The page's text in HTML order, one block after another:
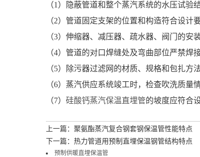
（1）隐蔽管道和整个蒸汽系统的水压试验
（2）管道固定支架的位置和构造符合设计
（3）伸缩器、减压器、疏水器、阀门的安
（4）管道的对口焊缝处及弯曲部位严禁焊
（5）除污器过滤网的材质、规格和包扎方
（6）蒸汽供应系统竣工时，检查吹洗质量情
（7）硅酸钙蒸汽保温直埋管的坡度应符合
上一篇：聚氨酯蒸汽复合钢套钢保温管性能特点
下一篇：热力管道用预制直埋保温钢管结构特点
预制供暖直埋保温管